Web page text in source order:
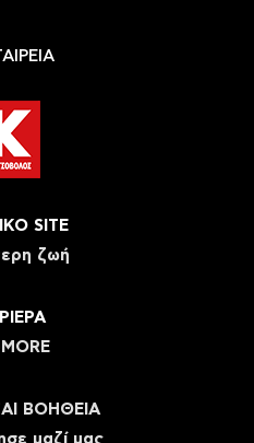
SITE
ζωή
ΒΟΗΘΕΙΑ
μαζί μας